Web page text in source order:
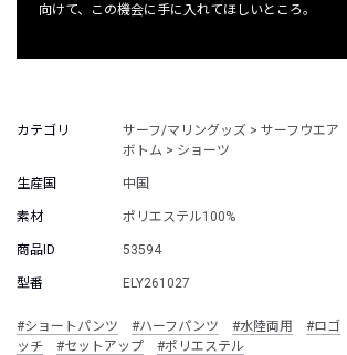
向けて、この機会に手に入れてほしいところ。
カテゴリ
サーフ/マリングッズ > サーフウエア
ボトム > ショーツ
生産国 中国
素材 ポリエステル100%
商品ID 53594
型番 ELY261027
#ショートパンツ #ハーフパンツ #水陸両用 #ロゴ
ッチ
#セットアップ #ポリエステル